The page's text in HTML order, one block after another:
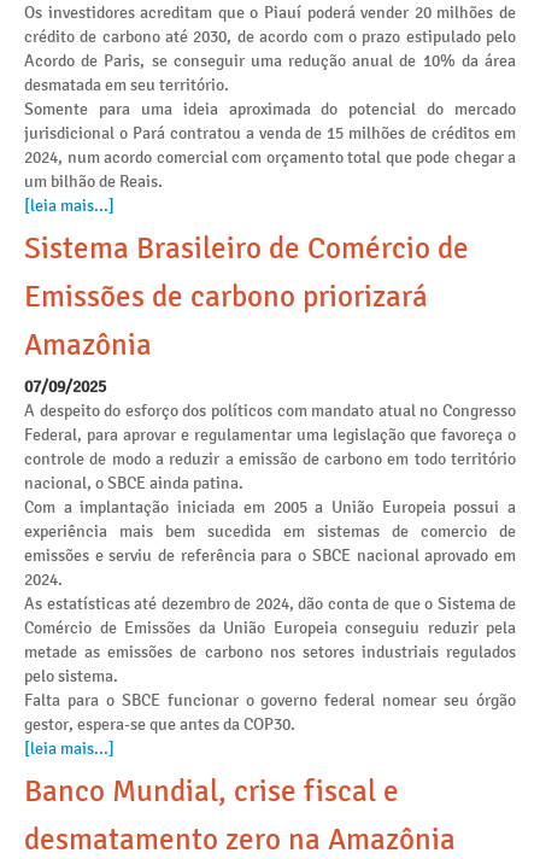
Os investidores acreditam que o Piauí poderá vender 20 milhões de
crédito de carbono até 2030, de acordo com o prazo estipulado pelo
Acordo de Paris, se conseguir uma redução anual de 10% da área
desmatada em seu território.
Somente para uma ideia aproximada do potencial do mercado
jurisdicional o Pará contratou a venda de 15 milhões de créditos em
2024, num acordo comercial com orçamento total que pode chegar a
um bilhão de Reais.
[leia mais...]
Sistema Brasileiro de Comércio de
Emissões de carbono priorizará
Amazônia
07/09/2025
A despeito do esforço dos políticos com mandato atual no Congresso
Federal, para aprovar e regulamentar uma legislação que favoreça o
controle de modo a reduzir a emissão de carbono em todo território
nacional, o SBCE ainda patina.
Com a implantação iniciada em 2005 a União Europeia possui a
experiência mais bem sucedida em sistemas de comercio de
emissões e serviu de referência para o SBCE nacional aprovado em
2024.
As estatísticas até dezembro de 2024, dão conta de que o Sistema de
Comércio de Emissões da União Europeia conseguiu reduzir pela
metade as emissões de carbono nos setores industriais regulados
pelo sistema.
Falta para o SBCE funcionar o governo federal nomear seu órgão
gestor, espera-se que antes da COP30.
[leia mais...]
Banco Mundial, crise fiscal e
desmatamento zero na Amazônia